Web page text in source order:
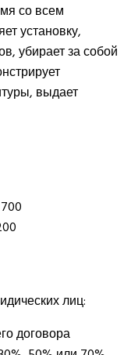
со всем
установку,
убирает за собой
выдает
лиц:
договора